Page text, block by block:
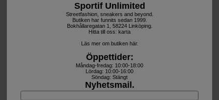
Sportif Unlimited
Streetfashion, sneakers and beyond.
Butiken har funnits sedan 1999.
Bokhållaregatan 1, 58224 Linköping.
Hitta till oss: karta
Läs mer om butiken här.
Öppettider:
Måndag-fredag: 10:00-18:00
Lördag: 10:00-16:00
Söndag: Stängt
Nyhetsmail.